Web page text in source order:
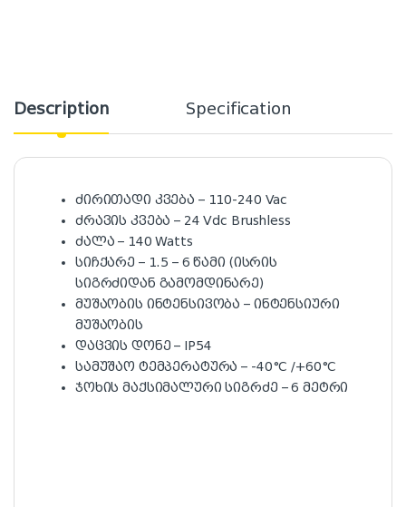
Description Specification
ძირითადი კვება – 110-240 Vac
ძრავის კვება – 24 Vdc Brushless
ძალა – 140 Watts
სიჩქარე – 1.5 – 6 წამი (ისრის
სიგრძიდან გამომდინარე)
მუშაობის ინტენსივობა – ინტენსიური
მუშაობის
დაცვის დონე – IP54
სამუშაო ტემპერატურა – -40°C /+60°C
ჯოხის მაქსიმალური სიგრძე – 6 მეტრი